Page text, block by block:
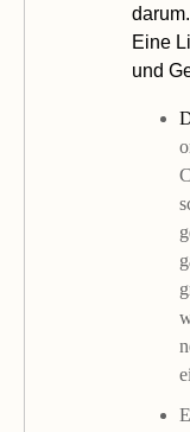
darum.
Eine
und